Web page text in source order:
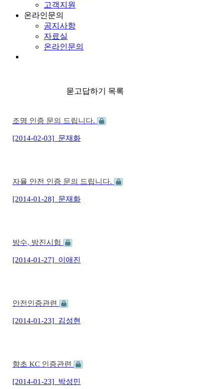
고객지원
온라인문의
공지사항
자료실
온라인문의
묻고답하기 목록
조명 인증 문의 드립니다.
[2014-02-03] 문재화
자율 안전 인증 문의 드립니다.
[2014-01-28] 문재화
방수, 방진시험
[2014-01-27] 이애진
안전인증관련
[2014-01-23] 김성현
향초 KC 인증관련
[2014-01-23] 박성민